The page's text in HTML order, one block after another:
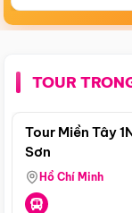
TOUR
Tour Miền Tây
Sơn
Hồ Chí Minh